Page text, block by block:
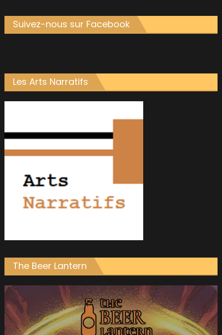
Suivez-nous sur Facebook
Les Arts Narratifs
The Beer Lantern